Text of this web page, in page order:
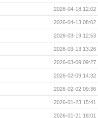
2026-04-18 12:02
2026-04-13 08:02
2026-03-19 12:53
2026-03-13 13:26
2026-03-09 09:27
2026-02-09 14:32
2026-02-02 09:36
2026-01-23 15:41
2026-01-21 18:01